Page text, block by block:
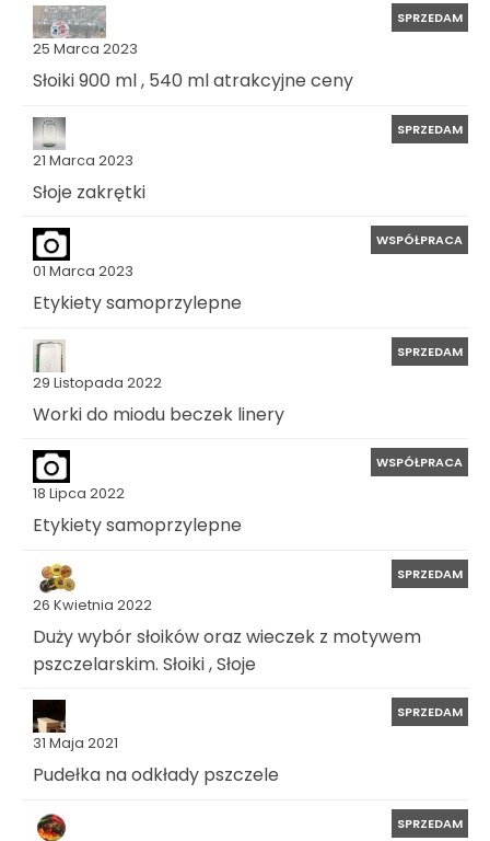
25 Marca 2023
SPRZEDAM
Słoiki 900 ml , 540 ml atrakcyjne ceny
21 Marca 2023
SPRZEDAM
Słoje zakrętki
01 Marca 2023
WSPÓŁPRACA
Etykiety samoprzylepne
29 Listopada 2022
SPRZEDAM
Worki do miodu beczek linery
18 Lipca 2022
WSPÓŁPRACA
Etykiety samoprzylepne
26 Kwietnia 2022
SPRZEDAM
Duży wybór słoików oraz wieczek z motywem
pszczelarskim. Słoiki , Słoje
31 Maja 2021
SPRZEDAM
Pudełka na odkłady pszczele
SPRZEDAM